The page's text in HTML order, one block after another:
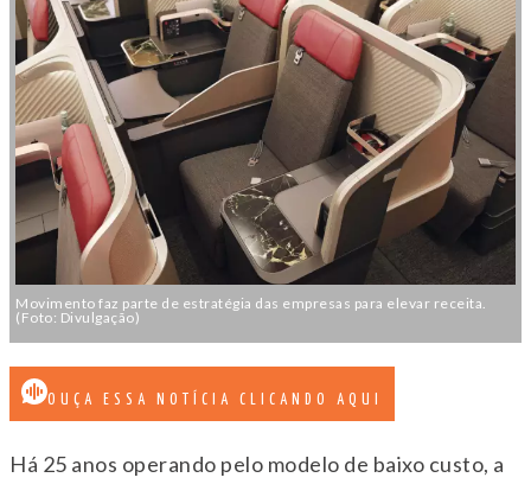
Movimento faz parte de estratégia das empresas para elevar receita.
(Foto: Divulgação)
OUÇA ESSA NOTÍCIA CLICANDO AQUI
Há 25 anos operando pelo modelo de baixo custo, a